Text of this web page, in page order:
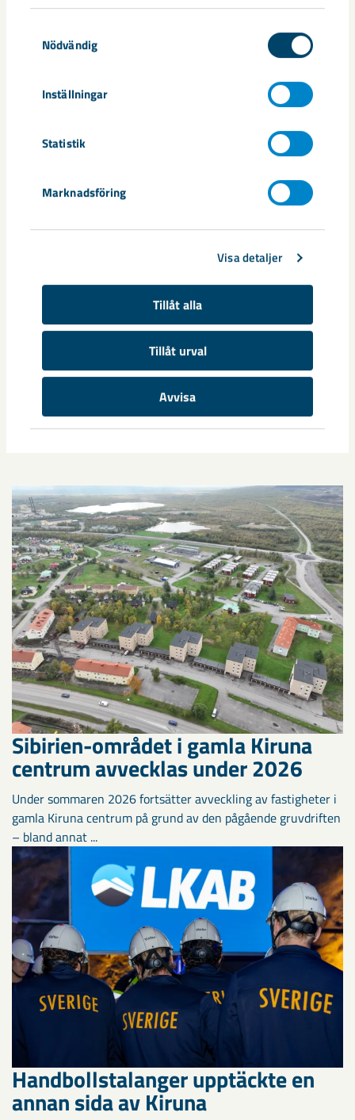
Nödvändig
Inställningar
Statistik
Marknadsföring
Visa detaljer
Tillåt alla
Tillåt urval
Avvisa
En av LKAB:s robothundar deltog under testerna, styrd av tekniker
arbete för att stärka svensk räddningstjänsts kapacitet i
komplexa miljöer – där riskerna är höga och insatserna
Dela
Kiruna
Relaterat innehåll
Sibirien-området i gamla Kiruna
centrum avvecklas under 2026
Under sommaren 2026 fortsätter avveckling av fastigheter i
gamla Kiruna centrum på grund av den pågående gruvdriften
– bland annat ...
Handbollstalanger upptäckte en
annan sida av Kiruna